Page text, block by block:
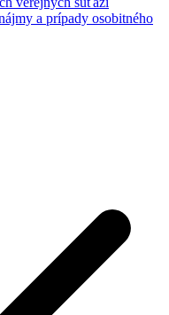
a prípady osobitného